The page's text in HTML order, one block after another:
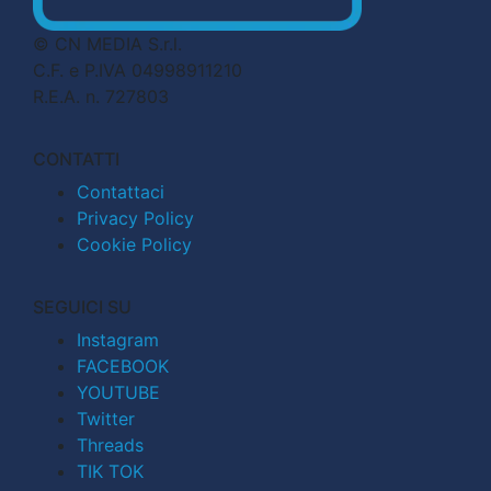
© CN MEDIA S.r.l.
C.F. e P.IVA 04998911210
R.E.A. n. 727803
CONTATTI
Contattaci
Privacy Policy
Cookie Policy
SEGUICI SU
Instagram
FACEBOOK
YOUTUBE
Twitter
Threads
TIK TOK